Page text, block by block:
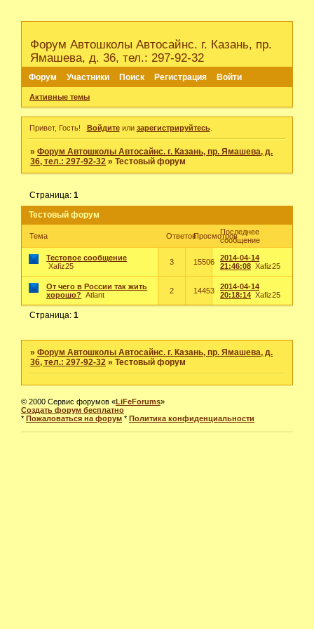
Форум Автошколы Автосайнс. г. Казань, пр.
Ямашева, д. 36, тел.: 297-92-32
Форум Участники Поиск Регистрация Войти
Активные темы
Привет, Гость! Войдитеили зарегистрируйтесь.
»Форум Автошколы Автосайнс. г. Казань, пр. Ямашева, д.
36, тел.: 297-92-32 »Тестовый форум
Тестовый форум
Страница:1
Тема ОтветовПросмотровПоследнее
сообщение
Тестовое сообщение
Xafiz25
3 15506
2014-04-14
21:46:08 Xafiz25
От чего в России так жить
хорошо?
Atlant 2 14453
2014-04-14
20:18:14 Xafiz25
Страница:1
»Форум Автошколы Автосайнс. г. Казань, пр. Ямашева, д.
36, тел.: 297-92-32 »Тестовый форум
© 2000 Сервис форумов «LiFeForums»
Создать форум бесплатно
* Пожаловаться на форум * Политика конфиденциальности